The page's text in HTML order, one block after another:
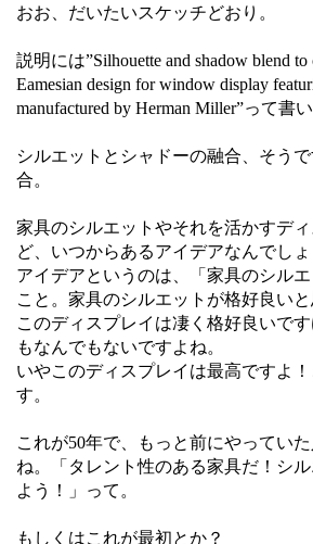
おお、だいたいスケッチどおり。
説明には”Silhouette and shadow blend to
Eamesian design for window display
manufactured by Herman Miller”って書
シルエットとシャドーの融合、そう
合。
家具のシルエットやそれを活かすデ
ど、いつからあるアイデアなんでしょ
アイデアというのは、「家具のシル
こと。家具のシルエットが格好良いと
このディスプレイは凄く格好良いで
もなんでもないですよね。
いやこのディスプレイは最高ですよ
す。
これが50年で、もっと前にやってい
ね。「タレント性のある家具だ！シ
よう！」って。
もしくはこれが最初とか？